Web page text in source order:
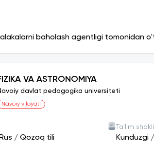
baholash agentligi tomonidan
VA ASTRONOMIYA
davlat pedagogika universiteti
Navoiy viloyati
Rus / Qozoq tili
Ta'lim shakli
Kunduzgi /